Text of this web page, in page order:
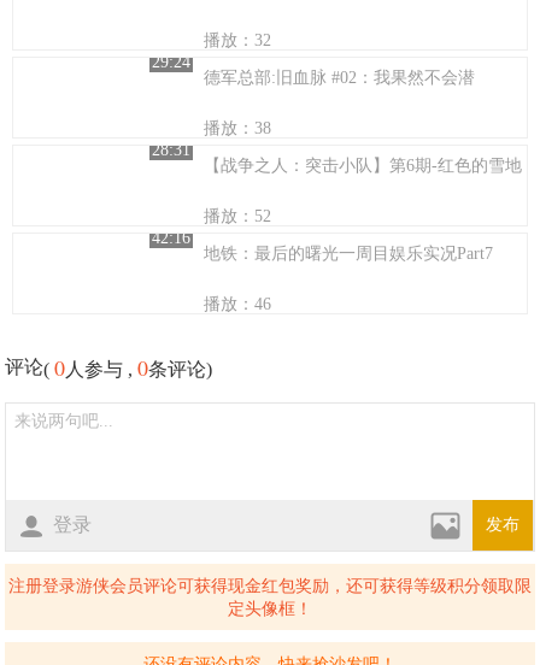
播放：32
29:24
德军总部:旧血脉 #02：我果然不会潜
播放：38
28:31
【战争之人：突击小队】第6期-红色的雪地
播放：52
42:16
地铁：最后的曙光一周目娱乐实况Part7
播放：46
评论(0 人参与 ,0条评论)
登录 发布
注册登录游侠会员评论可获得现金红包奖励，还可获得等级积分领取限
定头像框！